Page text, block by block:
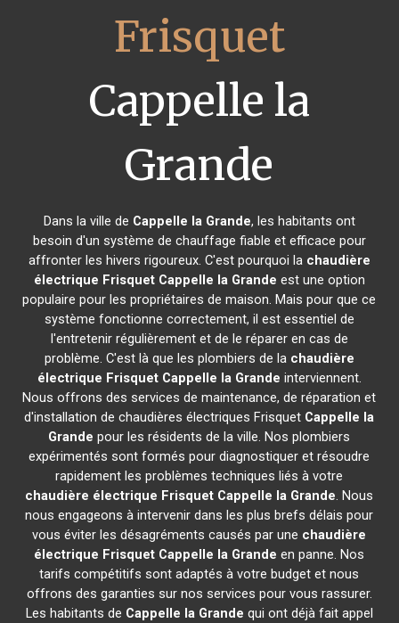
Frisquet
Cappelle la
Grande
Dans la ville de Cappelle la Grande, les habitants ont
besoin d'un système de chauffage fiable et efficace pour
affronter les hivers rigoureux. C'est pourquoi la chaudière
électrique Frisquet Cappelle la Grande est une option
populaire pour les propriétaires de maison. Mais pour que ce
système fonctionne correctement, il est essentiel de
l'entretenir régulièrement et de le réparer en cas de
problème. C'est là que les plombiers de la chaudière
électrique Frisquet Cappelle la Grande interviennent.
Nous offrons des services de maintenance, de réparation et
d'installation de chaudières électriques Frisquet Cappelle la
Grande pour les résidents de la ville. Nos plombiers
expérimentés sont formés pour diagnostiquer et résoudre
rapidement les problèmes techniques liés à votre
chaudière électrique Frisquet Cappelle la Grande. Nous
nous engageons à intervenir dans les plus brefs délais pour
vous éviter les désagréments causés par une chaudière
électrique Frisquet Cappelle la Grande en panne. Nos
tarifs compétitifs sont adaptés à votre budget et nous
offrons des garanties sur nos services pour vous rassurer.
Les habitants de Cappelle la Grande qui ont déjà fait appel